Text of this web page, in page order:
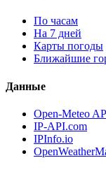
По часам
На 7 дней
Карты погоды
Ближайшие
Данные
Open-Meteo
IP-API.com
IPInfo.io